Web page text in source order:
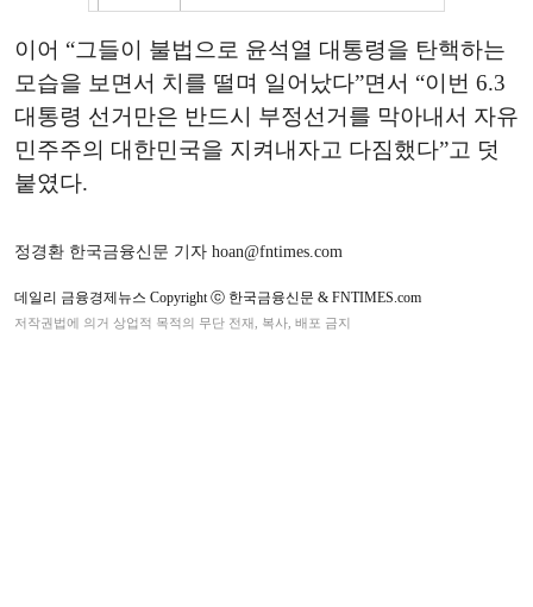
이어 “그들이 불법으로 윤석열 대통령을 탄핵하는
모습을 보면서 치를 떨며 일어났다”면서 “이번 6.3
대통령 선거만은 반드시 부정선거를 막아내서 자유
민주주의 대한민국을 지켜내자고 다짐했다”고 덧
붙였다.
정경환 한국금융신문 기자 hoan@fntimes.com
데일리 금융경제뉴스 Copyright ⓒ 한국금융신문 & FNTIMES.com
저작권법에 의거 상업적 목적의 무단 전재, 복사, 배포 금지